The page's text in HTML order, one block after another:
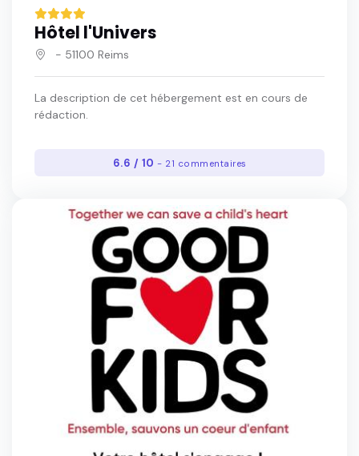
Hôtel l'Univers
- 51100 Reims
La description de cet hébergement est en cours de
rédaction.
6.6 / 10 - 21 commentaires